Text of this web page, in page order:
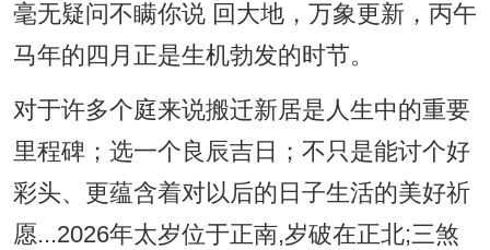
毫无疑问不瞒你说 回大地，万象更新，丙午
马年的四月正是生机勃发的时节。
对于许多个庭来说搬迁新居是人生中的重要
里程碑；选一个良辰吉日；不只是能讨个好
彩头、更蕴含着对以后的日子生活的美好祈
愿...2026年太岁位于正南,岁破在正北;三煞